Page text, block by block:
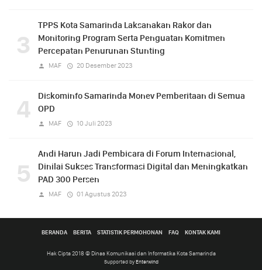
3
TPPS Kota Samarinda Laksanakan Rakor dan
Monitoring Program Serta Penguatan Komitmen
Percepatan Penurunan Stunting
MAF 20 Desember 2023
4
Diskominfo Samarinda Monev Pemberitaan di Semua
OPD
MAF 10 Juli 2023
5
Andi Harun Jadi Pembicara di Forum Internasional,
Dinilai Sukses Transformasi Digital dan Meningkatkan
PAD 300 Persen
MAF 01 Agustus 2023
BERANDA BERITA STATISTIK PERMOHONAN FAQ KONTAK KAMI
Hak Cipta 2018 © Dinas Komunikasi dan Informatika Kota Samarinda
Supported by Enterwind